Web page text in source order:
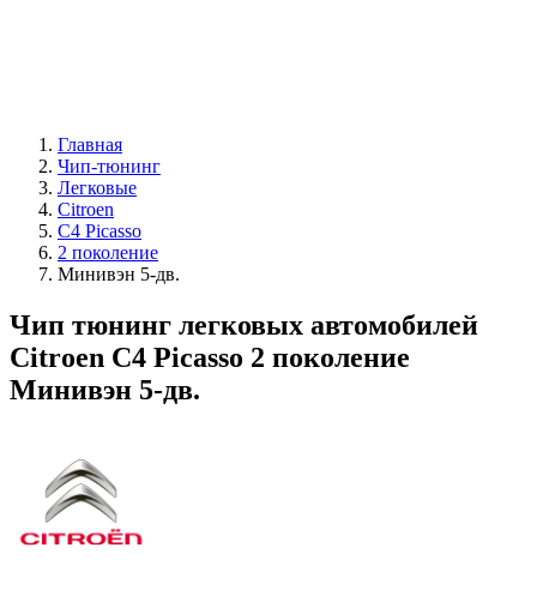
Главная
Чип-тюнинг
Легковые
Citroen
C4 Picasso
2 поколение
Минивэн 5-дв.
Чип тюнинг легковых автомобилей
Citroen C4 Picasso 2 поколение
Минивэн 5-дв.